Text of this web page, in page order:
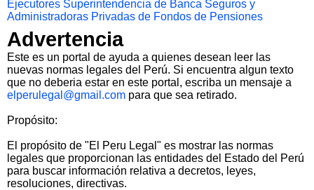
Ejecutores Superintendencia de Banca Seguros y
Administradoras Privadas de Fondos de Pensiones
Advertencia
Este es un portal de ayuda a quienes desean leer las
nuevas normas legales del Perú. Si encuentra algun texto
que no deberia estar en este portal, escriba un mensaje a
elperulegal@gmail.com para que sea retirado.
Propósito:
El propósito de "El Peru Legal" es mostrar las normas
legales que proporcionan las entidades del Estado del Perú
para buscar información relativa a decretos, leyes,
resoluciones, directivas.